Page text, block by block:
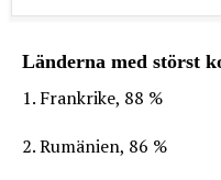
Länderna med störst
1. Frankrike, 88 %
2. Rumänien, 86 %